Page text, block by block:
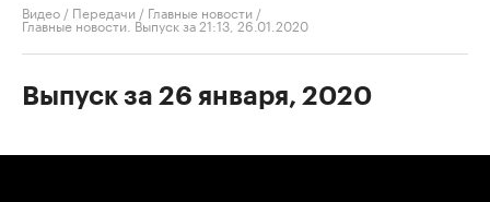
Видео / Передачи / Главные новости /
Главные новости. Выпуск за 21:13, 26.01.2020
Выпуск за 26 января, 2020